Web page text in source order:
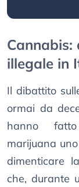
illegale in
Il dibattito
ormai da
hanno
marijuana
dimenticare
che, durante